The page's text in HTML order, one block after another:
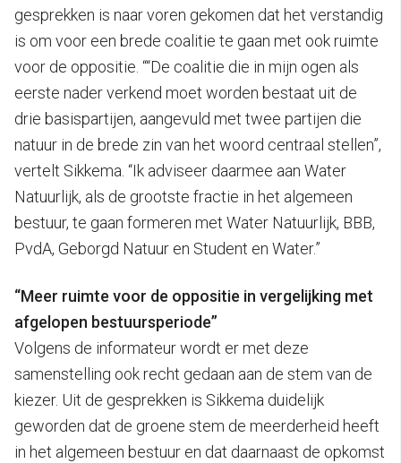
gesprekken is naar voren gekomen dat het verstandig
is om voor een brede coalitie te gaan met ook ruimte
voor de oppositie. ““De coalitie die in mijn ogen als
eerste nader verkend moet worden bestaat uit de
drie basispartijen, aangevuld met twee partijen die
natuur in de brede zin van het woord centraal stellen”,
vertelt Sikkema. “Ik adviseer daarmee aan Water
Natuurlijk, als de grootste fractie in het algemeen
bestuur, te gaan formeren met Water Natuurlijk, BBB,
PvdA, Geborgd Natuur en Student en Water.”
“Meer ruimte voor de oppositie in vergelijking met
afgelopen bestuursperiode”
Volgens de informateur wordt er met deze
samenstelling ook recht gedaan aan de stem van de
kiezer. Uit de gesprekken is Sikkema duidelijk
geworden dat de groene stem de meerderheid heeft
in het algemeen bestuur en dat daarnaast de opkomst